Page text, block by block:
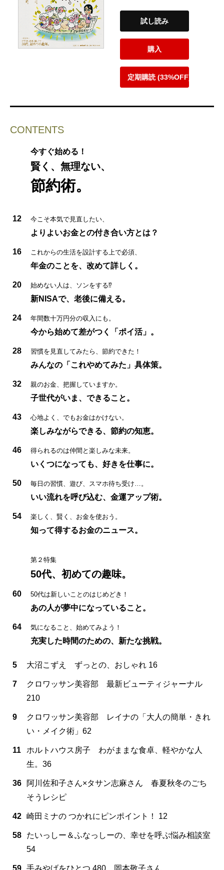
試し読み
購入
定期購読 (33%OFF)
CONTENTS
今すぐ始める！
賢く、無理ない、
節約術。
12 今こそ本気で見直したい、
よりよいお金との付き合い方とは？
16 これからの生活を設計する上で必須、
年金のことを、改めて詳しく。
20 始めない人は、ソンをする⁉
新NISAで、老後に備える。
24 年間数十万円分の収入にも。
今から始めて差がつく「ポイ活」。
28 習慣を見直してみたら、節約できた！
みんなの「これやめてみた」具体策。
32 親のお金、把握していますか。
子世代がいま、できること。
43 心地よく、でもお金はかけない。
楽しみながらできる、節約の知恵。
46 得られるのは仲間と楽しみな未来。
いくつになっても、好きを仕事に。
50 毎日の習慣、遊び、スマホ待ち受け…。
いい流れを呼び込む、金運アップ術。
54 楽しく、賢く、お金を使おう。
知って得するお金のニュース。
第２特集
50代、初めての趣味。
60 50代は新しいことのはじめどき！
あの人が夢中になっていること。
64 気になること、始めてみよう！
充実した時間のための、新たな挑戦。
5 大沼こずえ ずっとの、おしゃれ 16
7
クロワッサン美容部 最新ビューティジャーナル
210
9
クロワッサン美容部 レイナの「大人の簡単・きれ
い・メイク術」62
11
ホルトハウス房子 わがままな食卓、軽やかな人
生。36
36
阿川佐和子さん×タサン志麻さん 春夏秋冬のごち
そうレシピ
42 崎田ミナの つかれにピンポイント！ 12
58
たいっしー＆ふなっしーの、幸せを呼ぶ悩み相談室
54
59 手みやげをひとつ 480 岡本敬子さん